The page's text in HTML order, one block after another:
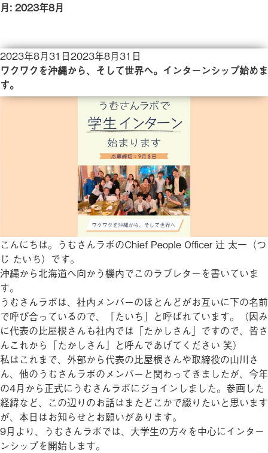
月: 2023年8月
投
稿
日:
2023年8月31日2023年8月31日
ワクワクを沖縄から、そして世界へ。インターンシップ始めま
す。
こんにちは。うむさんラボのChief People Officer 辻 太一（つ
じ たいち）です。
沖縄から北海道へ向かう機内でこのラブレターを書いていま
す。
うむさんラボは、社内メンバーのほとんどがお互いに下の名前
で呼び合っているので、「たいち」と呼ばれています。（因み
に代表の比屋根さんも社内では「たかしさん」ですので、皆さ
んこれから「たかしさん」と呼んであげてください 笑）
私はこれまで、外部から代表の比屋根さんや取締役の山川さ
ん、他のうむさんラボのメンバーと関わってきましたが、今年
の4月から正式にうむさんラボにジョインしました。参画した
経緯など、この辺りのお話はまたどこかで綴りたいと思います
が、本日はお知らせとお願いがあります。
9月より、うむさんラボでは、大学生の方々を中心にインター
ンシップを開始します。